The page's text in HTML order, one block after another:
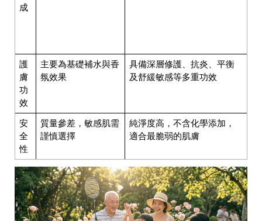
成
護
膚
功
效
主要為基礎補水與香
氛效果
具備深層修護、抗炎、平衡
及舒緩敏感等多重功效
安
全
性
質量參差，敏感肌需
謹慎選擇
純淨度高，不含化學添加，
適合最脆弱的肌膚